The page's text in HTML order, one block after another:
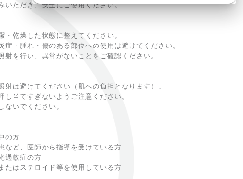
いただき、安全にご使用ください。
・乾燥した状態に整えてください。
症・腫れ・傷のある部位への使用は避けてください。
射を行い、異常がないことをご確認ください。
射は避けてください（肌への負担となります）。
し当てすぎないようご注意ください。
ないでください。
の方
など、医師から指導を受けている方
過敏症の方
たはステロイド等を使用している方